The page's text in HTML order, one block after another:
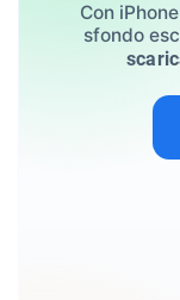
Con
sfondo